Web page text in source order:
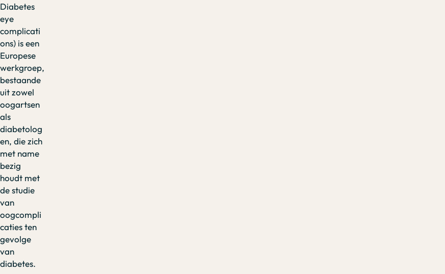
Diabetes
eye
complicati
ons) is een
Europese
werkgroep,
bestaande
uit zowel
oogartsen
als
diabetolog
en, die zich
met name
bezig
houdt met
de studie
van
oogcompli
caties ten
gevolge
van
diabetes.